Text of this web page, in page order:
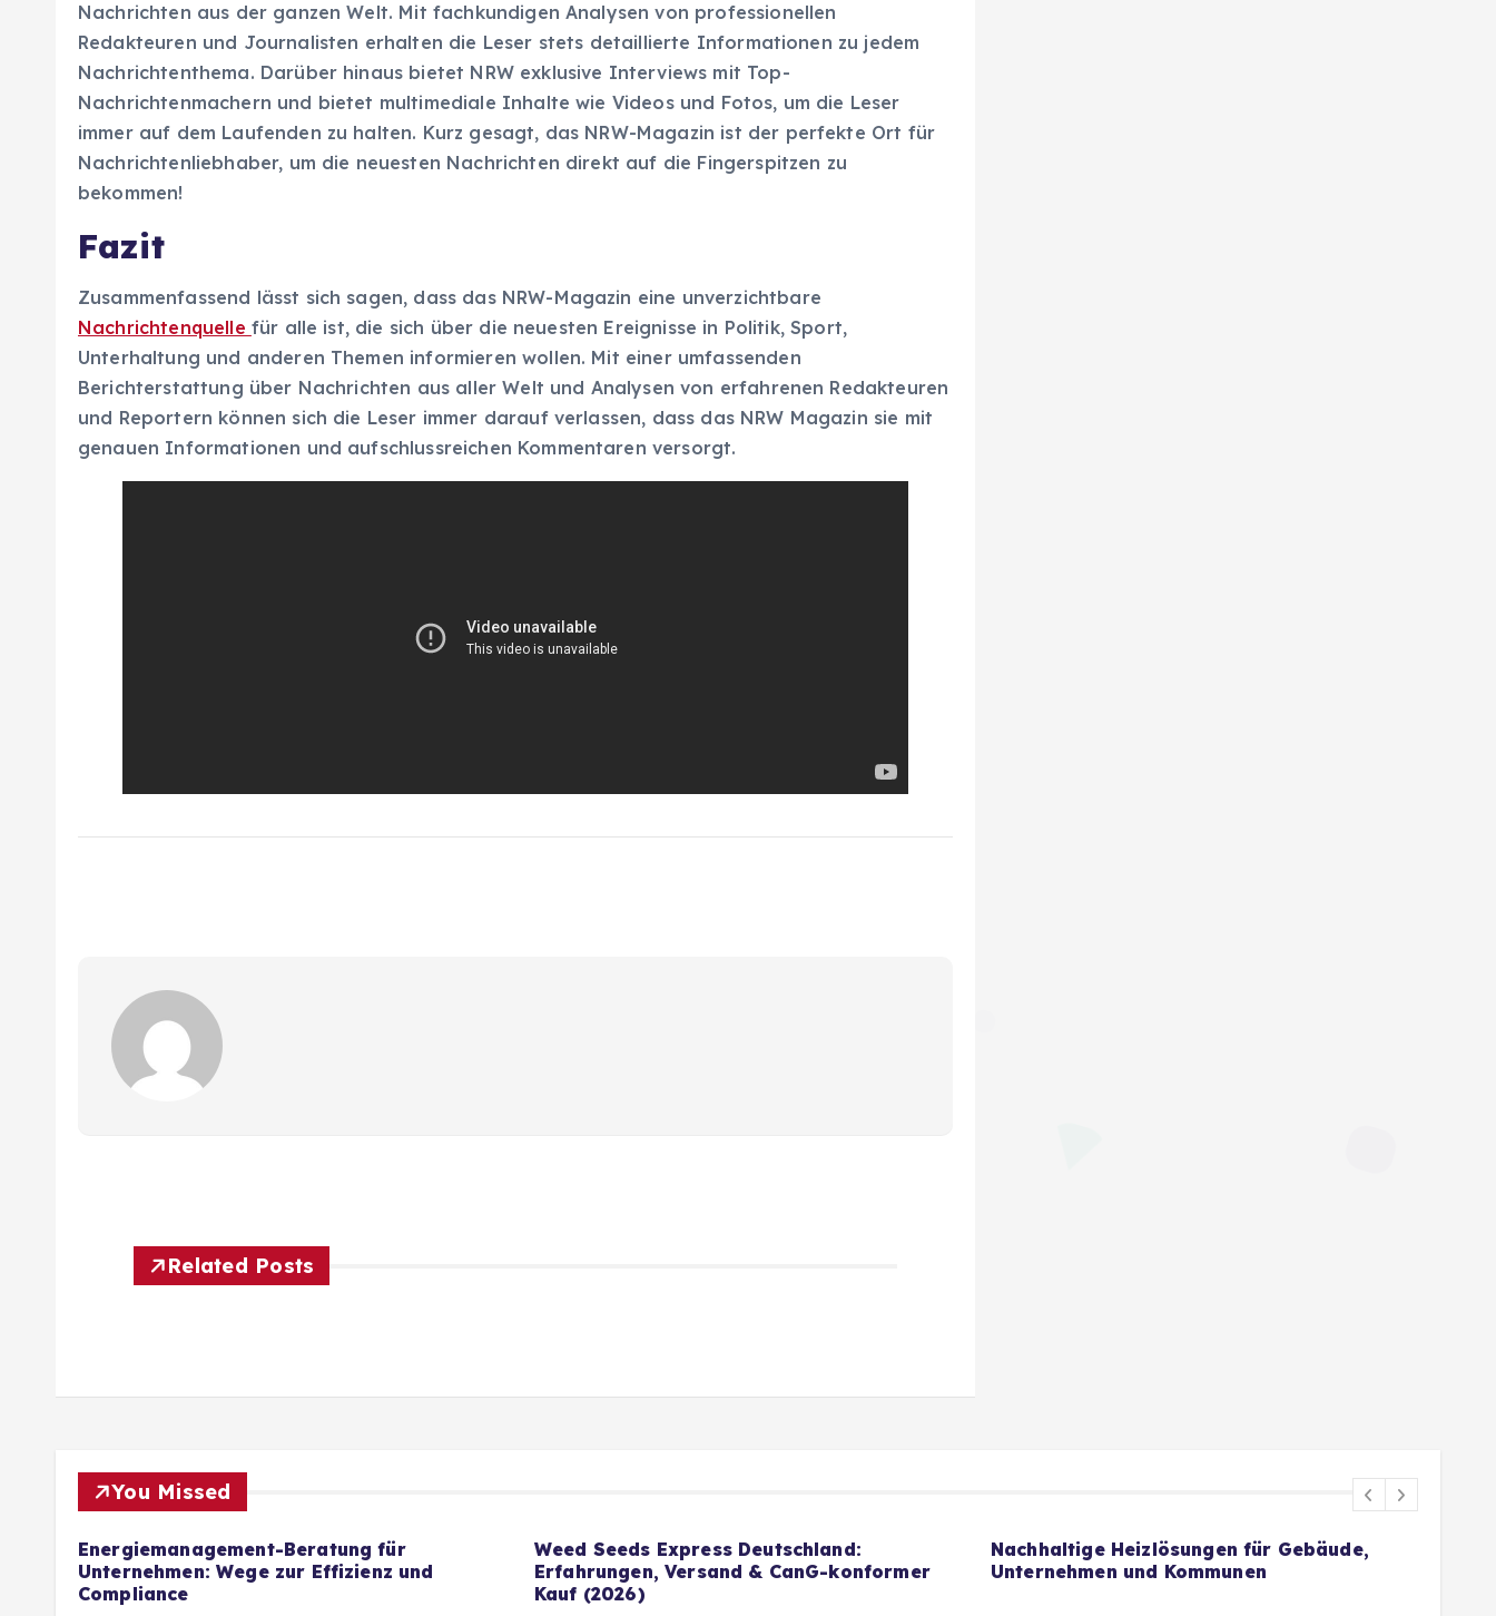
Nachrichten aus der ganzen Welt. Mit fachkundigen Analysen von professionellen
Redakteuren und Journalisten erhalten die Leser stets detaillierte Informationen zu jedem
Nachrichtenthema. Darüber hinaus bietet NRW exklusive Interviews mit Top-
Nachrichtenmachern und bietet multimediale Inhalte wie Videos und Fotos, um die Leser
immer auf dem Laufenden zu halten. Kurz gesagt, das NRW-Magazin ist der perfekte Ort für
Nachrichtenliebhaber, um die neuesten Nachrichten direkt auf die Fingerspitzen zu
bekommen!
Fazit
Zusammenfassend lässt sich sagen, dass das NRW-Magazin eine unverzichtbare
Nachrichtenquelle für alle ist, die sich über die neuesten Ereignisse in Politik, Sport,
Unterhaltung und anderen Themen informieren wollen. Mit einer umfassenden
Berichterstattung über Nachrichten aus aller Welt und Analysen von erfahrenen Redakteuren
und Reportern können sich die Leser immer darauf verlassen, dass das NRW Magazin sie mit
genauen Informationen und aufschlussreichen Kommentaren versorgt.
Related Posts
You Missed
Energiemanagement-Beratung für
Unternehmen: Wege zur Effizienz und
Compliance
Weed Seeds Express Deutschland:
Erfahrungen, Versand & CanG-konformer
Kauf (2026)
Nachhaltige Heizlösungen für Gebäude,
Unternehmen und Kommunen